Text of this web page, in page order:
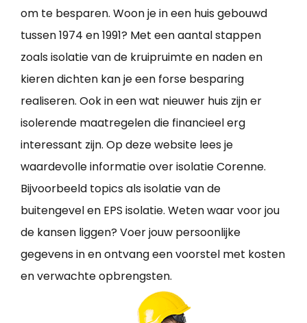
om te besparen. Woon je in een huis gebouwd
tussen 1974 en 1991? Met een aantal stappen
zoals isolatie van de kruipruimte en naden en
kieren dichten kan je een forse besparing
realiseren. Ook in een wat nieuwer huis zijn er
isolerende maatregelen die financieel erg
interessant zijn. Op deze website lees je
waardevolle informatie over isolatie Corenne.
Bijvoorbeeld topics als isolatie van de
buitengevel en EPS isolatie. Weten waar voor jou
de kansen liggen? Voer jouw persoonlijke
gegevens in en ontvang een voorstel met kosten
en verwachte opbrengsten.